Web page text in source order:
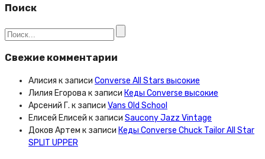
Поиск
Свежие комментарии
Алисия к записи Converse All Stars высокие
Лилия Егорова к записи Кеды Converse высокие
Арсений Г. к записи Vans Old School
Елисей Елисей к записи Saucony Jazz Vintage
Доков Артем к записи Кеды Converse Chuck Tailor All Star
SPLIT UPPER